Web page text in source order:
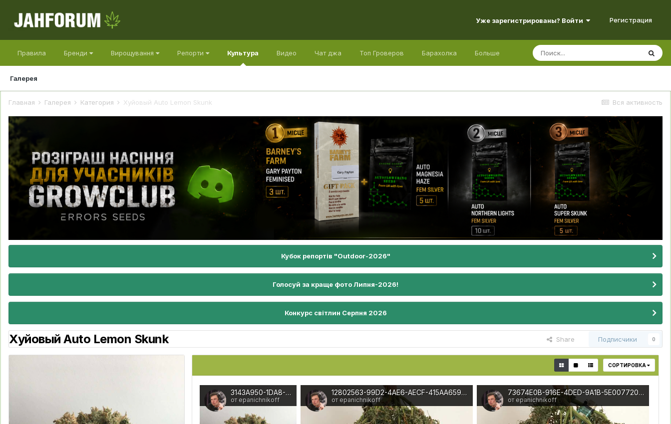
Уже зарегистрированы? Войти Регистрация
Правила Бренди Вирощування Репорти Культура
Галерея
Видео Чат джа Топ Гроверов Барахолка Больше
Вся активность
Главная Галерея Категория Хуйовый Auto Lemon Skunk
Кубок репортів "Outdoor-2026"
Голосуй за краще фото Липня-2026!
Конкурс світлин Серпня 2026
Хуйовый Auto Lemon Skunk Share Подписчики 0
СОРТИРОВКА
3143A950-1DA8-411C-914B-D250578F5C37
от epanichnikoff
12802563-99D2-4AE6-AECF-415AA6596684
от epanichnikoff
73674E0B-916E-4DED-9A1B-5E007720618D
от epanichnikoff